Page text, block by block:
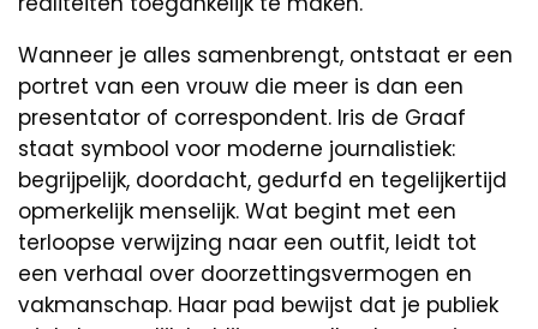
Wanneer je alles samenbrengt, ontstaat er een
portret van een vrouw die meer is dan een
presentator of correspondent. Iris de Graaf
staat symbool voor moderne journalistiek:
begrijpelijk, doordacht, gedurfd en tegelijkertijd
opmerkelijk menselijk. Wat begint met een
terloopse verwijzing naar een outfit, leidt tot
een verhaal over doorzettingsvermogen en
vakmanschap. Haar pad bewijst dat je publiek